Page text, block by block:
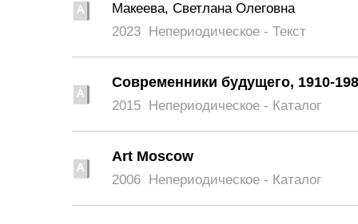
Макеева, Светлана Олеговна
2023 Непериодическое - Текст
Современники будущего, 1910-
2015 Непериодическое - Каталог
Art Moscow
2006 Непериодическое - Каталог